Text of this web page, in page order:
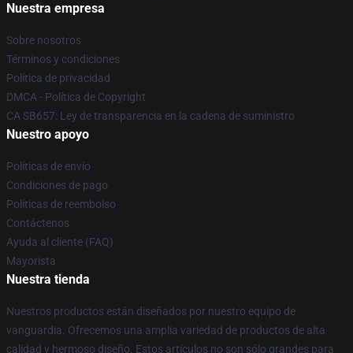
Nuestra empresa
Sobre nosotros
Términos y condiciones
Política de privacidad
DMCA - Política de Copyright
CA SB657: Ley de transparencia en la cadena de suministro
Nuestro apoyo
Políticas de envío
Condiciones de pago
Políticas de reembolso
Contáctenos
Ayuda al cliente (FAQ)
Mayorista
Nuestra tienda
Nuestros productos están diseñados por nuestro equipo de
vanguardia. Ofrecemos una amplia variedad de productos de alta
calidad y hermoso diseño. Estos artículos no son sólo grandes para